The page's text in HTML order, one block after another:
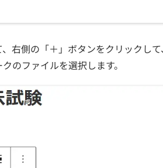
右側の「＋」ボタンをクリックし
のファイルを選択します。